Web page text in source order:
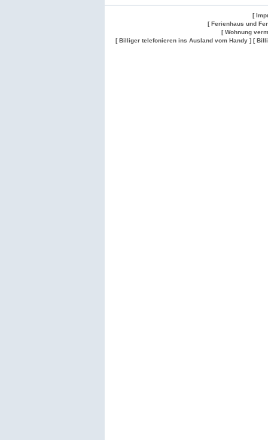
[
[ Ferienhaus und
[ Wohnung
[ Billiger telefonieren ins Ausland vom Handy ] [